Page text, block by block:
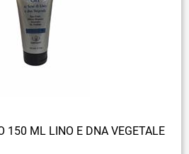
150 ML LINO E DNA VEGETALE